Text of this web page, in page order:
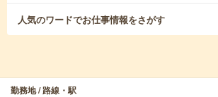
人気のワードでお仕事情報をさがす
勤務地 / 路線・駅